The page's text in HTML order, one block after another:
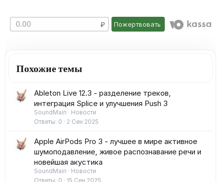
Пожертвовать
Похожие темы
Ableton Live 12.3 - разделение треков,
интеграция Splice и улучшения Push 3
SoundMain
Новости
Ответы 0 2 Сен 2025
Apple AirPods Pro 3 - лучшее в мире активное
шумоподавление, живое распознавание речи и
новейшая акустика
SoundMain
Новости
Ответы 0 15 Сен 2025